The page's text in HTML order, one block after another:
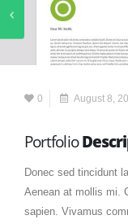
0 August 8,
Portfolio
Donec sed tincidunt
Aenean at mollis mi.
sapien. Vivamus